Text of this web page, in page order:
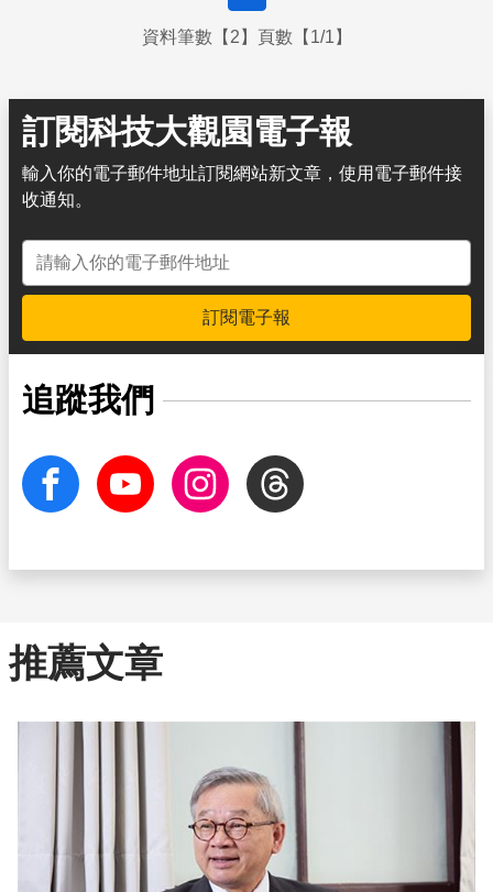
資料筆數【2】頁數【1/1】
訂閱科技大觀園電子報
輸入你的電子郵件地址訂閱網站新文章，使用電子郵件接
收通知。
電子郵件地址
訂閱電子報
追蹤我們
facebook Youtube InstagramThreads
推薦文章